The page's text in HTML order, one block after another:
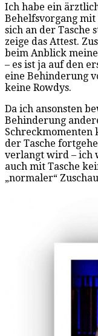
Ich habe ein
Behelfsvorgang
sich an der Tasche
zeige das Attest.
beim Anblick
– es ist ja auf den
eine Behinderung
keine Rowdys.
Da ich ansonsten
Behinderung
Schreckmomenten
der Tasche
verlangt wird – ich
auch mit Tasche
„normaler“